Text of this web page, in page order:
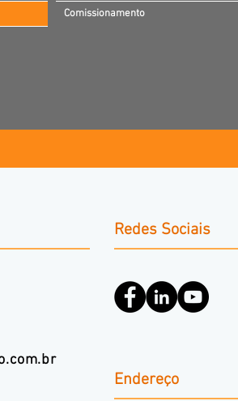
Comissionamento
Redes Sociais
Endereço